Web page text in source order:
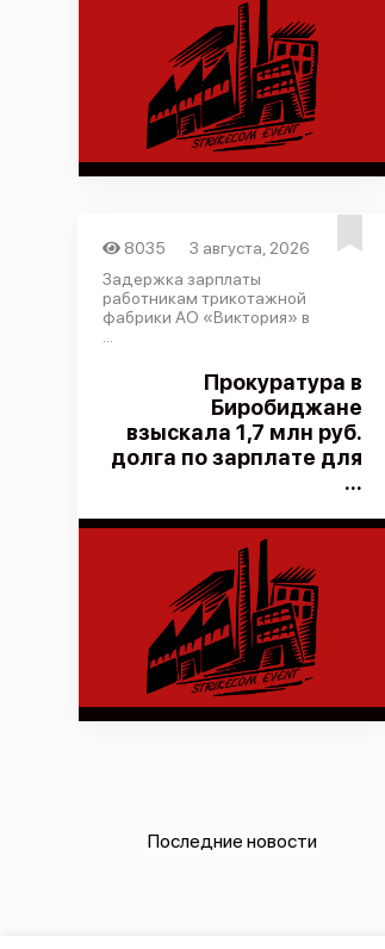
8035
3 августа, 2026
Задержка зарплаты
работникам трикотажной
фабрики АО «Виктория» в
Прокуратура в
Биробиджане
взыскала 1,7 млн руб.
долга по зарплате для
...
Последние новости